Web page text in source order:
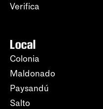
Verifica
Local
Colonia
Maldonado
Paysandú
Salto